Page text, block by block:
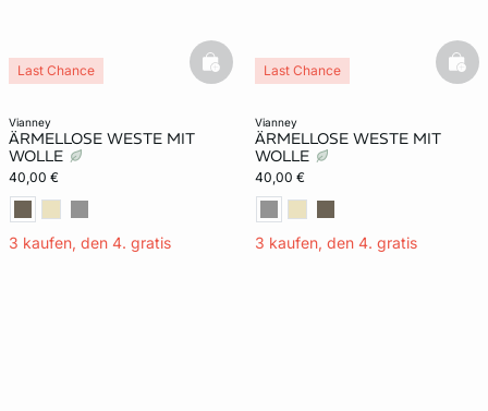
vianney
ÄRMELLOSE WESTE MIT
WOLLE
40,00 €
3 kaufen, den 4. gratis
Last Chance basketfull
vianney
ÄRMELLOSE WESTE MIT
WOLLE
40,00 €
3 kaufen, den 4. gratis
Last Chance